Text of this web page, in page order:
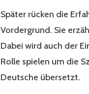
Später rücken die
Vordergrund. Sie
Dabei wird auch der
Rolle spielen um die
Deutsche übersetzt.